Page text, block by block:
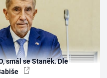
smál se Staněk. Dle